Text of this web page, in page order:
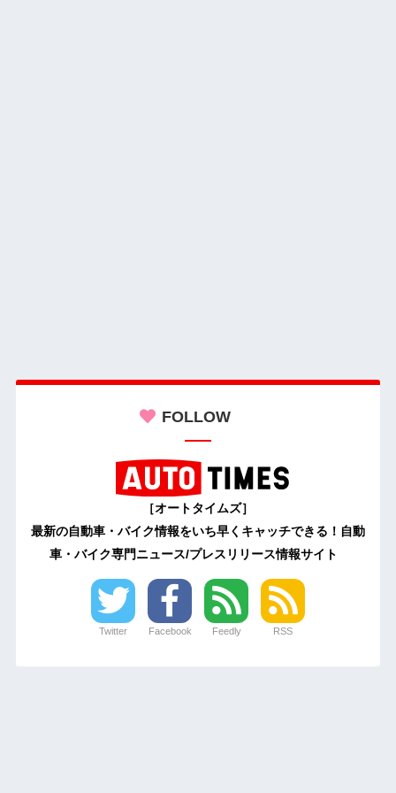
FOLLOW
［オートタイムズ］
最新の自動車・バイク情報をいち早くキャッチできる！自動
車・バイク専門ニュース/プレスリリース情報サイト
Twitter Facebook Feedly RSS